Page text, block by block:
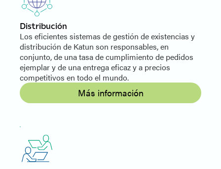
Distribución
Los eficientes sistemas de gestión de existencias y
distribución de Katun son responsables, en
conjunto, de una tasa de cumplimiento de pedidos
ejemplar y de una entrega eficaz y a precios
competitivos en todo el mundo.
Más información